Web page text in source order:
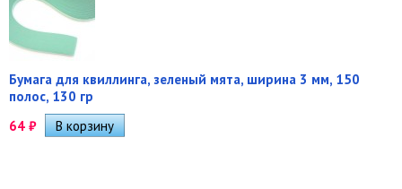
Бумага для квиллинга, зеленый мята, ширина 3 мм, 150
полос, 130 гр
64 ₽